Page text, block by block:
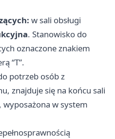
w sali obsługi
. Stanowisko do
oznaczone znakiem
“T”.
potrzeb osób z
znajduje się na końcu sali
wyposażona w system